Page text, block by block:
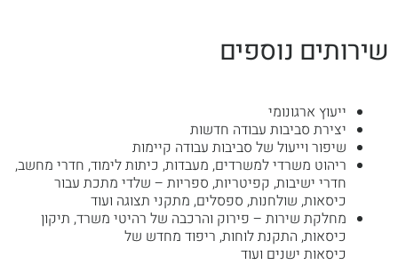
שירותים נוספים
ייעוץ ארגונומי
יצירת סביבות עבודה חדשות
שיפור וייעול של סביבות עבודה קיימות
ריהוט משרדי למשרדים, מעבדות, כיתות לימוד, חדרי מחשב,
חדרי ישיבות, קפיטריות, ספריות – שלדי מתכת עבור
כיסאות, שולחנות, ספסלים, מתקני תצוגה ועוד
מחלקת שירות – פירוק והרכבה של רהיטי משרד, תיקון
כיסאות, התקנת לוחות, ריפוד מחדש של
כיסאות ישנים ועוד